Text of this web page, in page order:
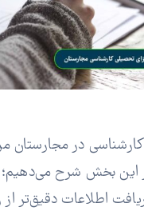
در مجارستان
بخش شرح می‌دهیم؛
اطلاعات دقیق‌تر از